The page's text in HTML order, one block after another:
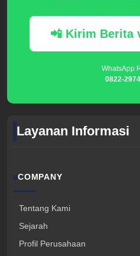
📲 Kirim Berita
WhatsApp
0822-
Layanan Informasi
COMPANY
Tentang Kami
Sejarah
Profil Perusahaan